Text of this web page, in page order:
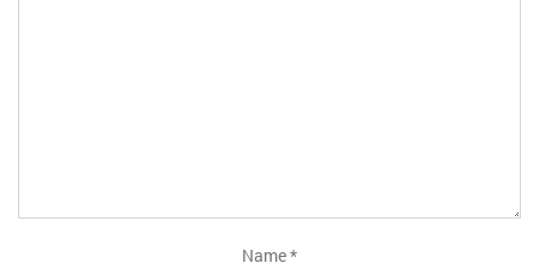
Name*